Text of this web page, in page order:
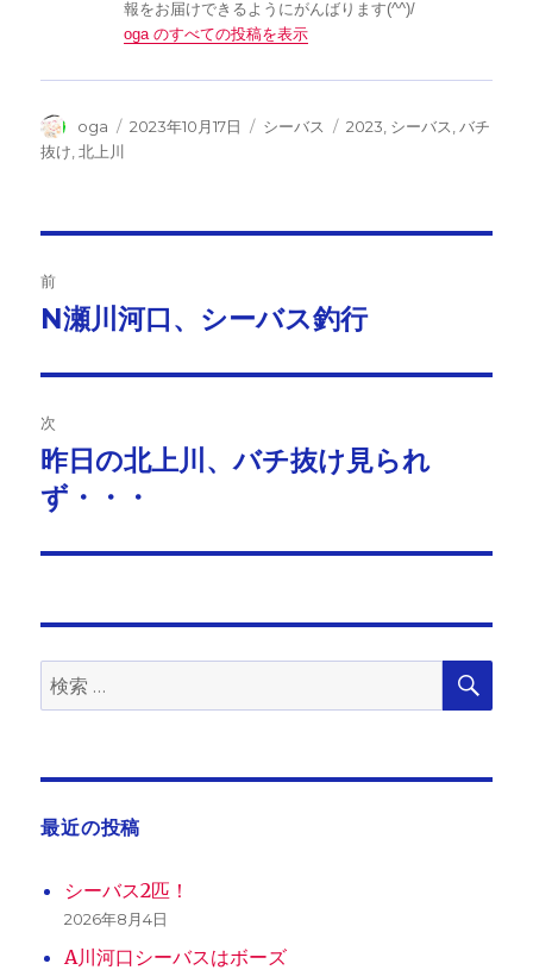
報をお届けできるようにがんばります(^^)/
oga のすべての投稿を表示
投
稿
oga
投
2023年10月17日
カ
シーバス
タ
2023 シーバス バチ
抜け ,北上川
稿
ビ
ゲ
ー
シ
ン
前
前
投
稿:
N瀬川河口、シーバス釣行
次
次
の
稿:
昨日の北上川、バチ抜け見られ
ず・・・
検
索:
検
最近の投稿
シーバス2匹！
2026年8月4日
A川河口シーバスはボーズ